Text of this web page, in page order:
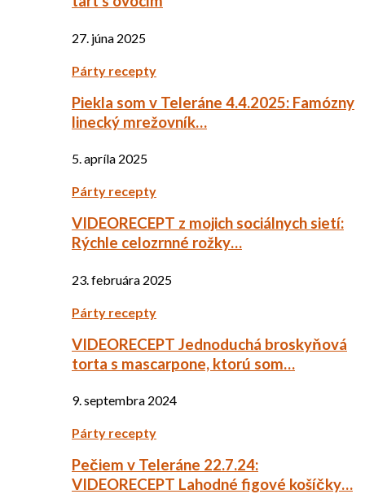
27. júna 2025
Párty recepty
Piekla som v Teleráne 4.4.2025: Famózny
linecký mrežovník…
5. apríla 2025
Párty recepty
VIDEORECEPT z mojich sociálnych sietí:
Rýchle celozrnné rožky…
23. februára 2025
Párty recepty
VIDEORECEPT Jednoduchá broskyňová
torta s mascarpone, ktorú som…
9. septembra 2024
Párty recepty
Pečiem v Teleráne 22.7.24:
VIDEORECEPT Lahodné figové košíčky…